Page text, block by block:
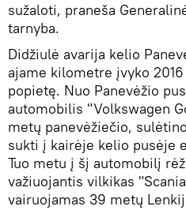
sužaloti, praneša
tarnyba.
Didžiulė avarija kelio
ajame kilometre įvyko
popietę. Nuo Panevėžio
automobilis "Volkswagen
metų panevėžiečio,
sukti į kairėje kelio pusėje
Tuo metu į šį automobilį
važiuojantis vilkikas
vairuojamas 39 metų